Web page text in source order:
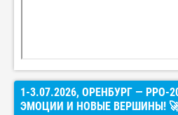
1-3.07.2026, ОРЕНБУРГ — РРО-
ЭМОЦИИ И НОВЫЕ ВЕРШИНЫ!